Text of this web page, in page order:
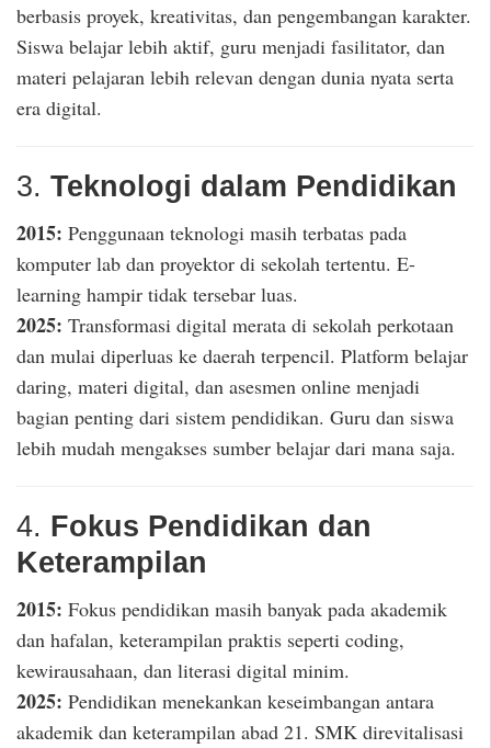
berbasis proyek, kreativitas, dan pengembangan karakter.
Siswa belajar lebih aktif, guru menjadi fasilitator, dan
materi pelajaran lebih relevan dengan dunia nyata serta
era digital.
3. Teknologi dalam Pendidikan
2015: Penggunaan teknologi masih terbatas pada
komputer lab dan proyektor di sekolah tertentu. E-
learning hampir tidak tersebar luas.
2025: Transformasi digital merata di sekolah perkotaan
dan mulai diperluas ke daerah terpencil. Platform belajar
daring, materi digital, dan asesmen online menjadi
bagian penting dari sistem pendidikan. Guru dan siswa
lebih mudah mengakses sumber belajar dari mana saja.
4. Fokus Pendidikan dan
Keterampilan
2015: Fokus pendidikan masih banyak pada akademik
dan hafalan, keterampilan praktis seperti coding,
kewirausahaan, dan literasi digital minim.
2025: Pendidikan menekankan keseimbangan antara
akademik dan keterampilan abad 21. SMK direvitalisasi